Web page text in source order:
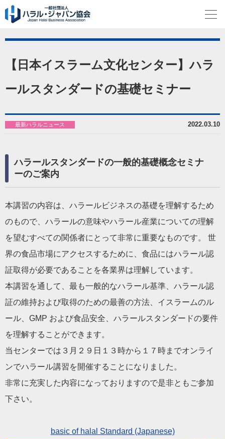
【日本イスラーム文化センター】ハラ
ールスタンダードの基礎セミナー
2022.03.10
最新ハラルニュース
ハラールスタンダードの一般的基礎概念セミナ
ーのご案内
本講習の内容は、ハラールビジネスの基礎を理解するため
のもので、ハラールの意味やハラール産業についての理解
を望むすべての関係者にとって非常に重要なものです。 世
界の食品市場にアクセスするために、食品にはハラール認
証取得が必要であることを各業界は理解しています。
本講習を通して、最も一般的なハラール基準、ハラール認
証の維持および取得のための最善の方法、イスラームのル
ール、GMP および食品安全、ハラールスタンダードの要件
を理解することができます。
当センターでは３月２９日１３時から１７時までオンライ
ンでハラール講習を開催することになりました。
非常に充実した内容になっておりますので是非ともご参加
下さい。
basic of halal Standard (Japanese)